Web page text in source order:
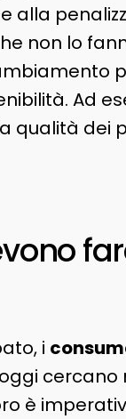
alla
non lo
Ad
qualità dei
i
oggi cercano
è